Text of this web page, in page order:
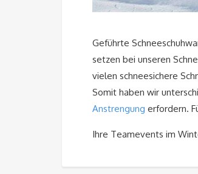
Geführte
setzen bei unseren
vielen schneesichere
Somit haben wir
Anstrengung erfordern.
Ihre Teamevents im